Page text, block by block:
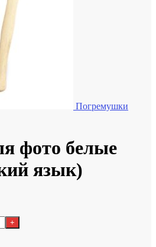
Погремушки
фото белые
язык)
+